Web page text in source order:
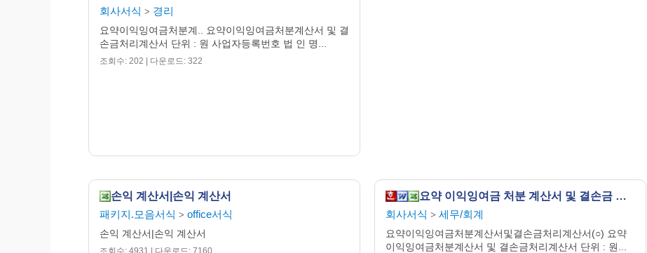
회사서식 > 경리
요약이익잉여금처분계.. 요약이익잉여금처분계산서 및 결
손금처리계산서 단위 : 원 사업자등록번호 법 인 명...
조회수: 202 | 다운로드: 322
손익 계산서|손익 계산서
패키지.모음서식 > office서식
손익 계산서|손익 계산서
조회수: 4931 | 다운로드: 7160
요약 이익잉여금 처분 계산서 및 결손금 처리 계산서 (1)
회사서식 > 세무/회계
요약이익잉여금처분계산서및결손금처리계산서(○) 요약
이익잉여금처분계산서 및 결손금처리계산서 단위 : 원...